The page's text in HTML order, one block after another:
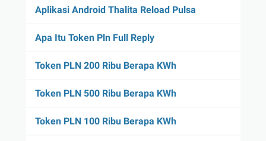
Aplikasi Android Thalita Reload Pulsa
Apa Itu Token Pln Full Reply
Token PLN 200 Ribu Berapa KWh
Token PLN 500 Ribu Berapa KWh
Token PLN 100 Ribu Berapa KWh